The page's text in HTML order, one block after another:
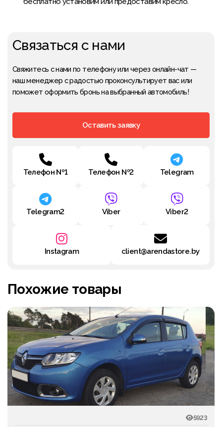
Связаться с нами
Свяжитесь с нами по телефону или через онлайн-чат —
наш менеджер с радостью проконсультирует вас или
поможет оформить бронь на выбранный автомобиль!
Оставить заявку
Телефон №1 Телефон №2 Telegram
Telegram2 Viber Viber2
Instagram client@arendastore.by
Похожие товары
5923